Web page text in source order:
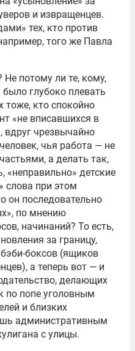
и извращенцев.
тех, кто против
того же Павла
Не потому ли те, кому,
глубоко плевать
тоже, кто спокойно
«не вписавшихся в
чрезвычайно
чья работа — не
а делать так,
«неправильно» детские
слова при этом
он последовательно
по мнению
начинаний? То есть,
за границу,
боксов (ящиков
а теперь вот — и
делающих
по попе уголовным
и близких
административным
с улицы.